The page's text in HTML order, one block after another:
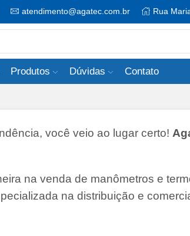
atendimento@agatec.com.br Rua
input
Produtos Dúvidas Contato
você veio ao lugar certo!
na venda de manômetros e
na distribuição e